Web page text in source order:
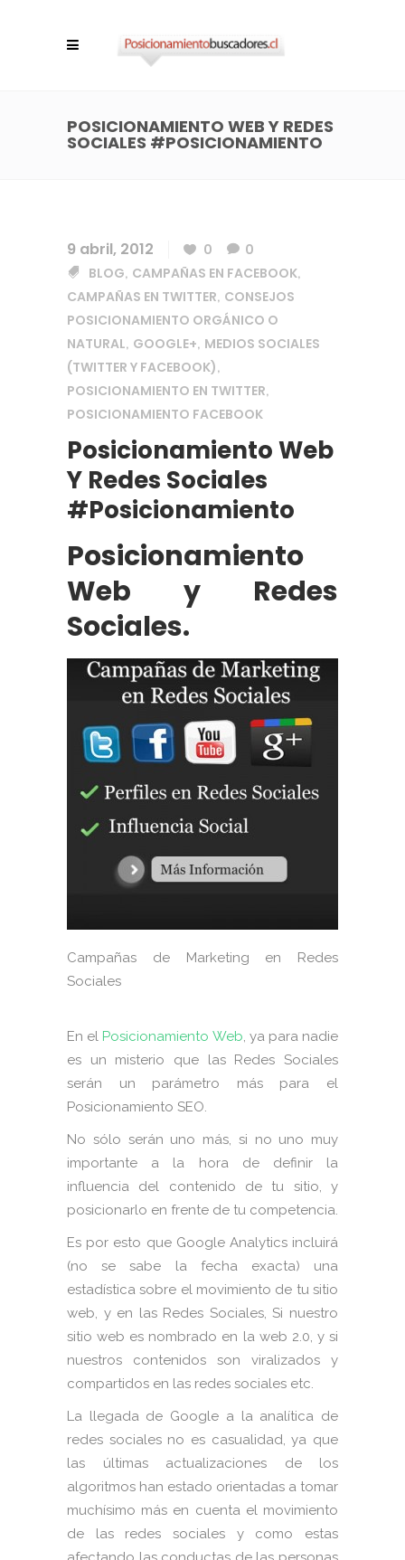
POSICIONAMIENTO WEB Y REDES
SOCIALES #POSICIONAMIENTO
9 abril, 2012 0
0
BLOG, CAMPAÑAS EN FACEBOOK,
CAMPAÑAS EN TWITTER, CONSEJOS
POSICIONAMIENTO ORGÁNICO O
NATURAL, GOOGLE+, MEDIOS SOCIALES
(TWITTER Y FACEBOOK),
POSICIONAMIENTO EN TWITTER,
POSICIONAMIENTO FACEBOOK
Posicionamiento Web
Y Redes Sociales
#posicionamiento
Posicionamiento
Web y Redes
Sociales.
Campañas de Marketing en Redes
Sociales
En el Posicionamiento Web, ya para nadie
es un misterio que las Redes Sociales
serán un parámetro más para el
Posicionamiento SEO.
No sólo serán uno más, si no uno muy
importante a la hora de definir la
influencia del contenido de tu sitio, y
posicionarlo en frente de tu competencia.
Es por esto que Google Analytics incluirá
(no se sabe la fecha exacta) una
estadística sobre el movimiento de tu sitio
web, y en las Redes Sociales, Si nuestro
sitio web es nombrado en la web 2.0, y si
nuestros contenidos son viralizados y
compartidos en las redes sociales etc.
La llegada de Google a la analítica de
redes sociales no es casualidad, ya que
las últimas actualizaciones de los
algoritmos han estado orientadas a tomar
muchísimo más en cuenta el movimiento
de las redes sociales y como estas